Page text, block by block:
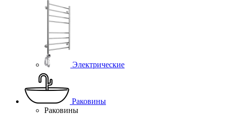
Электрические
Раковины
Раковины